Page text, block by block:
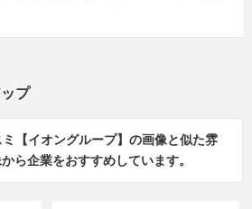
プ
【イオングループ】の画像と似た雰
ら企業をおすすめしています。